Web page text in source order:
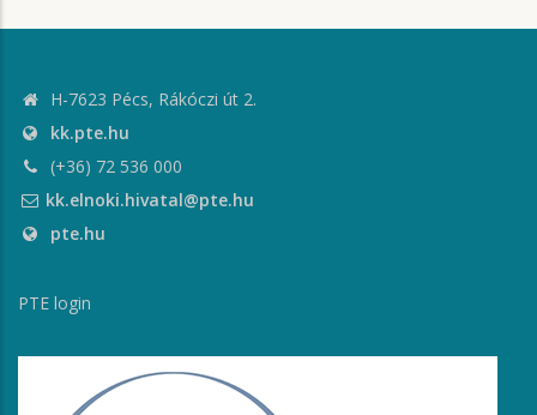
H-7623 Pécs, Rákóczi út 2.
kk.pte.hu
(+36) 72 536 000
kk.elnoki.hivatal@pte.hu
pte.hu
PTE login